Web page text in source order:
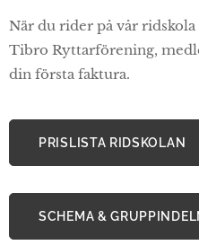
När du rider på vår
Tibro Ryttarförening,
din första faktura.
PRISLISTA RIDSKOLAN
SCHEMA &